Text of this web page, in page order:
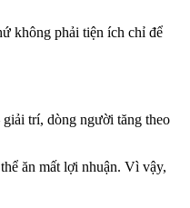
không phải tiện ích chỉ để
trí, dòng người tăng theo
ăn mất lợi nhuận. Vì vậy,